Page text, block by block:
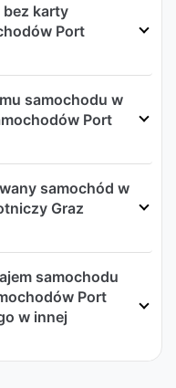
bez karty
Port
samochodu w
Port
samochód w
Graz
samochodu
Port
w innej